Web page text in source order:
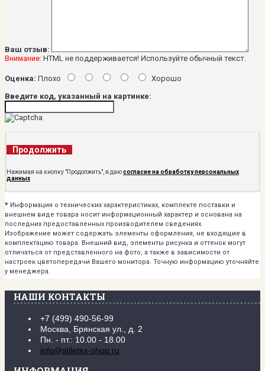
Ваш отзыв:
Внимание: HTML не поддерживается! Используйте обычный текст.
Оценка: Плохо
Хорошо
Введите код, указанный на картинке:
Продолжить
Нажимая на кнопку "Продолжить", я даюсогласие на обработку персональных
данных
* Информация о технических характеристиках, комплекте поставки и
внешнем виде товара носит информационный характер и основана на
последних предоставленных производителем сведениях.
Изображение может содержать элементы оформления, не входящие в
комплектацию товара. Внешний вид, элементы рисунка и оттенок могут
отличаться от представленного на фото, а также в зависимости от
настроек цветопередачи Вашего монитора. Точную информацию уточняйте
у менеджера.
НАШИ КОНТАКТЫ
+7 (499) 490-56-99
Москва, Брянская ул., д. 2
Пн. - пт.: 10.00 - 18.00
info@stiletex-shop.ru